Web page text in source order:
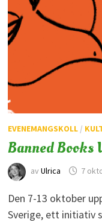
EVENEMANGSKOLL/
Banned Books
av Ulrica 7
Den 7-13 oktober
Sverige, ett initiativ